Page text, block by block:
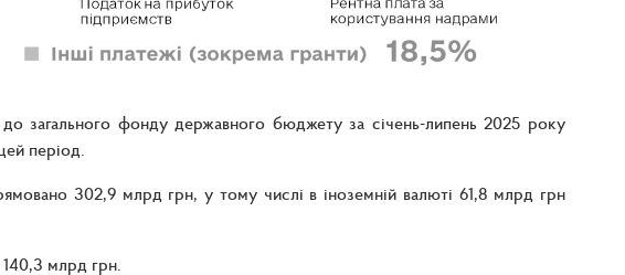
загального фонду державного бюджету за січень-липень 2025 року
період.
302,9 млрд грн, у тому числі в іноземній валюті 61,8 млрд грн
млрд грн.